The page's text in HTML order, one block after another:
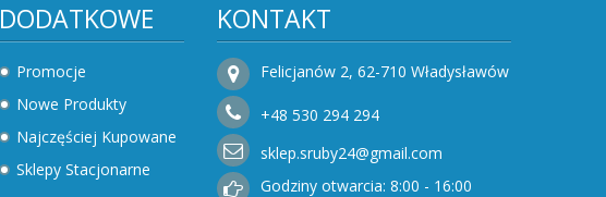
DODATKOWE
Promocje
Nowe Produkty
Najczęściej Kupowane
Sklepy Stacjonarne
KONTAKT
Felicjanów 2, 62-710 Władysławów
+48 530 294 294
sklep.sruby24@gmail.com
Godziny otwarcia: 8:00 - 16:00